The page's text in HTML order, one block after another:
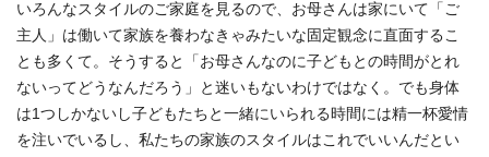
いろんなスタイルのご家庭を見るので、お母さんは家にいて「ご
主人」は働いて家族を養わなきゃみたいな固定観念に直面するこ
とも多くて。そうすると「お母さんなのに子どもとの時間がとれ
ないってどうなんだろう」と迷いもないわけではなく。でも身体
は1つしかないし子どもたちと一緒にいられる時間には精一杯愛情
を注いでいるし、私たちの家族のスタイルはこれでいいんだとい